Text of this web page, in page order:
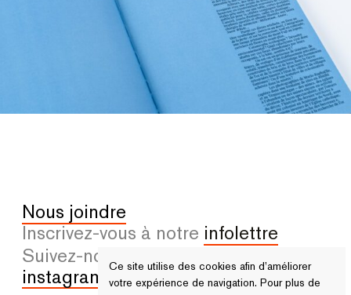
Nous joindre
Inscrivez-vous à notre infolettre
Suivez-nous sur
instagram
Ce site utilise des cookies afin d’améliorer
votre expérience de navigation. Pour plus de